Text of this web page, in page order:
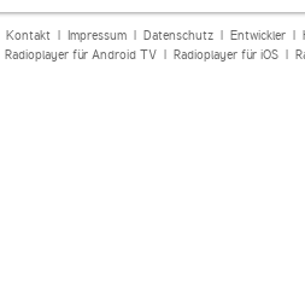
Kontakt| Impressum| Datenschutz| Entwickler|
Radioplayer für Android TV| Radioplayer für iOS|